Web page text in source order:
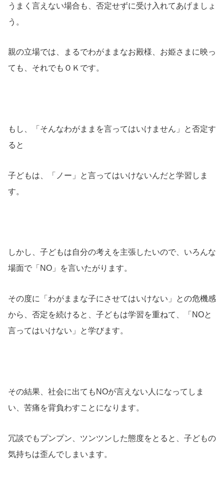
うまく言えない場合も、否定せずに受け入れてあげましょ
う。
親の立場では、まるでわがままなお殿様、お姫さまに映っ
ても、それでもＯＫです。
もし、「そんなわがままを言ってはいけません」と否定す
ると
子どもは、「ノー」と言ってはいけないんだと学習しま
す。
しかし、子どもは自分の考えを主張したいので、いろんな
場面で「NO」を言いたがります。
その度に「わがままな子にさせてはいけない」との危機感
から、否定を続けると、子どもは学習を重ねて、「NOと
言ってはいけない」と学びます。
その結果、社会に出てもNOが言えない人になってしま
い、苦痛を背負わすことになります。
冗談でもプンプン、ツンツンした態度をとると、子どもの
気持ちは歪んでしまいます。